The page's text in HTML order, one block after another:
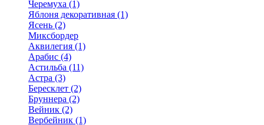
Черемуха (1)
Яблоня декоративная (1)
Ясень (2)
Миксбордер
Аквилегия (1)
Арабис (4)
Астильба (11)
Астра (3)
Бересклет (2)
Бруннера (2)
Вейник (2)
Вербейник (1)